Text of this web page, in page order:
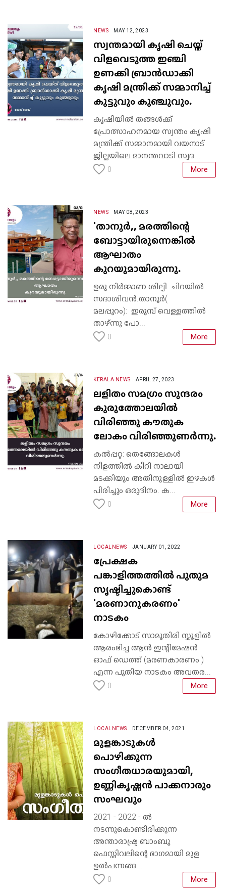
NEWS MAY 12, 2023
സ്വന്തമായി കൃഷി ചെയ്ത്
വിളവെടുത്ത ഇഞ്ചി
ഉണക്കി ബ്രാൻഡാക്കി
കൃഷി മന്ത്രിക്ക് സമ്മാനിച്ച്
കുട്ടുവും കുഞ്ചുവും.
കൃഷിയിൽ തങ്ങൾക്ക്
പ്രോത്സാഹനമായ സ്വന്തം കൃഷി
മന്ത്രിക്ക് സമ്മാനമായി വയനാട്
ജില്ലയിലെ മാനന്തവാടി സ്വദ...
0 More
NEWS MAY 08, 2023
'താനൂർ,, മരത്തിന്റെ
ബോട്ടായിരുന്നെങ്കിൽ
ആഘാതം
കുറയുമായിരുന്നു.
ഉരു നിർമ്മാണ ശില്പി ചിറയിൽ
സദാശിവൻ.താനൂർ(
മലപ്പുറം): ഇരുമ്പ് വെള്ളത്തിൽ
താഴ്ന്നു പോ...
0 More
KERALA NEWS APRIL 27, 2023
ലളിതം സമഗ്രം സുന്ദരം
കുരുത്തോലയില്‍
വിരിഞ്ഞു കൗതുക
ലോകം വിരിഞ്ഞുണർന്നു.
കൽപ്പറ്റ: തെങ്ങോലകള്‍
നീളത്തില്‍ കീറി നാലായി
മടക്കിയും അതിനുള്ളില്‍ ഇഴകള്‍
പിരിച്ചും ഒരുദിനം. ക...
0 More
LOCALNEWS JANUARY 01, 2022
പ്രേക്ഷക
പങ്കാളിത്തത്തിൽ പുതുമ
സൃഷ്ടിച്ചുകൊണ്ട്
'മരണാനുകരണം'
നാടകം
കോഴിക്കോട് സാമൂതിരി സ്കൂളിൽ
ആരംഭിച്ച ആൻ ഇന്റിമേഷൻ
ഓഫ് ഡെത്ത് (മരണകാരണം )
എന്ന പുതിയ നാടകം അവതര...
0 More
LOCALNEWS DECEMBER 04, 2021
മുളങ്കാടുകൾ
പൊഴിക്കുന്ന
സംഗീതധാരയുമായി,
ഉണ്ണികൃഷ്ണൻ പാക്കനാരും
സംഘവും
2021 - 2022 - ൽ
നടന്നുകൊണ്ടിരിക്കുന്ന
അന്താരാഷ്ട്ര ബാംബൂ
ഫെസ്റ്റിവലിന്റെ ഭാഗമായി മുള
ഉൽപന്നങ്ങ...
0 More